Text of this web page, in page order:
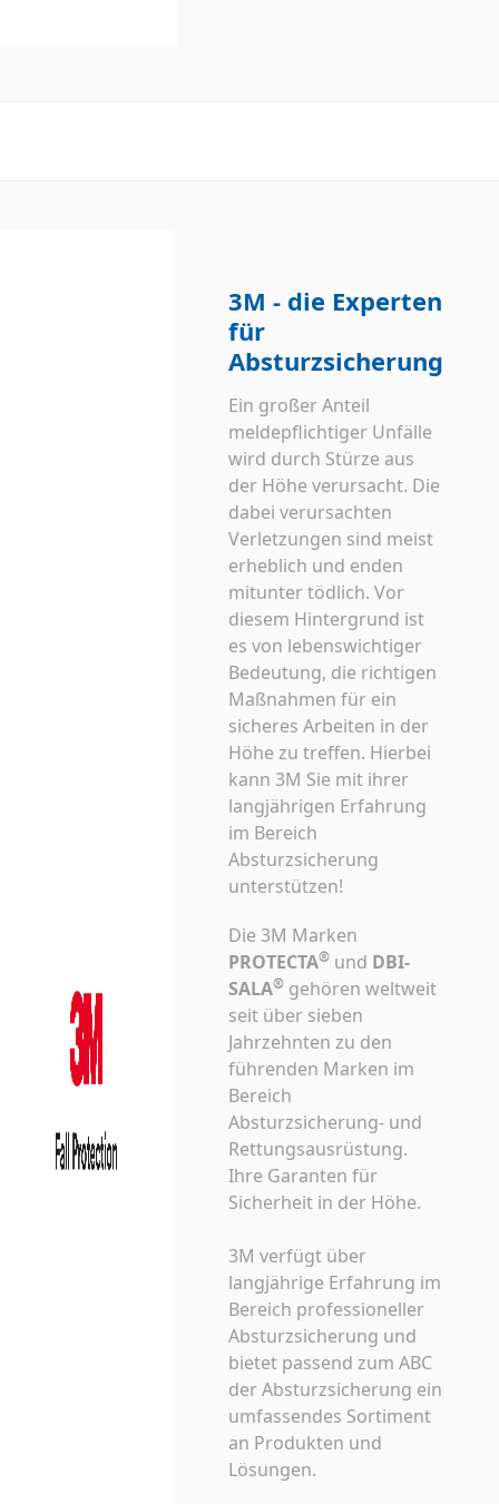
3M - die Experten
für
Absturzsicherung
Ein großer Anteil
meldepflichtiger Unfälle
wird durch Stürze aus
der Höhe verursacht. Die
dabei verursachten
Verletzungen sind meist
erheblich und enden
mitunter tödlich. Vor
diesem Hintergrund ist
es von lebenswichtiger
Bedeutung, die richtigen
Maßnahmen für ein
sicheres Arbeiten in der
Höhe zu treffen. Hierbei
kann 3M Sie mit ihrer
langjährigen Erfahrung
im Bereich
Absturzsicherung
unterstützen!
Die 3M Marken
PROTECTA® und DBI-
SALA® gehören weltweit
seit über sieben
Jahrzehnten zu den
führenden Marken im
Bereich
Absturzsicherung- und
Rettungsausrüstung.
Ihre Garanten für
Sicherheit in der Höhe.
3M verfügt über
langjährige Erfahrung im
Bereich professioneller
Absturzsicherung und
bietet passend zum ABC
der Absturzsicherung ein
umfassendes Sortiment
an Produkten und
Lösungen.